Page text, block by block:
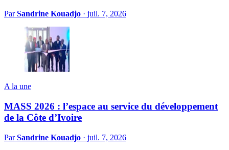
ParSandrine Kouadjo · juil. 7, 2026
A la une
MASS 2026 : l’espace au service du développement
de la Côte d’Ivoire
ParSandrine Kouadjo · juil. 7, 2026